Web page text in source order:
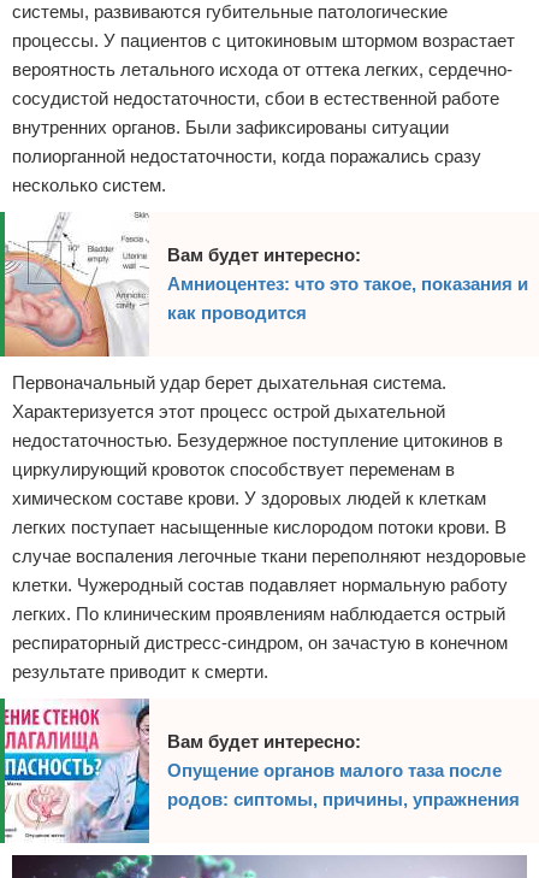
системы, развиваются губительные патологические
процессы. У пациентов с цитокиновым штормом возрастает
вероятность летального исхода от оттека легких, сердечно-
сосудистой недостаточности, сбои в естественной работе
внутренних органов. Были зафиксированы ситуации
полиорганной недостаточности, когда поражались сразу
несколько систем.
Вам будет интересно:
Амниоцентез: что это такое, показания и
как проводится
Первоначальный удар берет дыхательная система.
Характеризуется этот процесс острой дыхательной
недостаточностью. Безудержное поступление цитокинов в
циркулирующий кровоток способствует переменам в
химическом составе крови. У здоровых людей к клеткам
легких поступает насыщенные кислородом потоки крови. В
случае воспаления легочные ткани переполняют нездоровые
клетки. Чужеродный состав подавляет нормальную работу
легких. По клиническим проявлениям наблюдается острый
респираторный дистресс-синдром, он зачастую в конечном
результате приводит к смерти.
Вам будет интересно:
Опущение органов малого таза после
родов: сиптомы, причины, упражнения